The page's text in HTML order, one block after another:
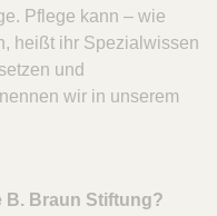
Pflege kann – wie
heißt ihr Spezialwissen
und
wir in unserem
B. Braun Stiftung?